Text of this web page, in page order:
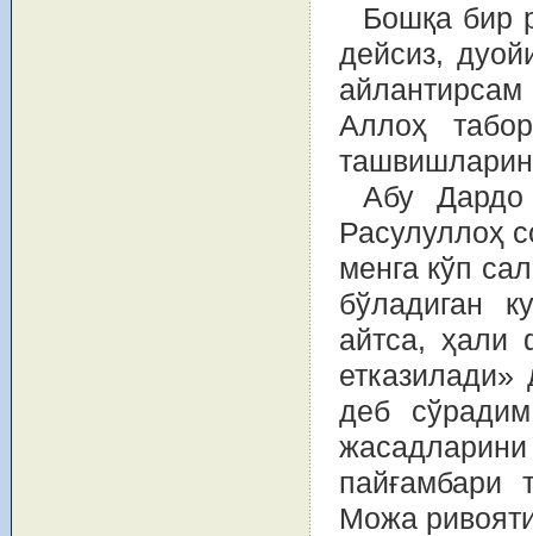
Бошқа бир
дейсиз,
Аллоҳ
Абу Дардо
Расулуллоҳ
менга кўп
бўладиган
айтса, ҳали
деб
пайғамбари
Можа